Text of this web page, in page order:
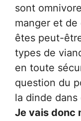
sont
manger et
êtes peut-
types de
en toute
question du
la dinde
Je vais donc